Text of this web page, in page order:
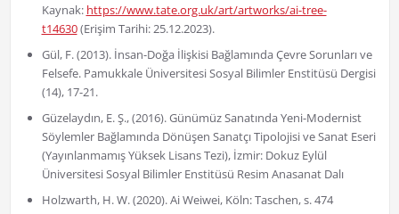
Kaynak: https://www.tate.org.uk/art/artworks/ai-tree-
t14630(Erişim Tarihi: 25.12.2023).
Gül, F. (2013). İnsan-Doğa İlişkisi Bağlamında Çevre Sorunları ve
Felsefe. Pamukkale Üniversitesi Sosyal Bilimler Enstitüsü Dergisi
(14), 17-21.
Güzelaydın, E. Ş., (2016). Günümüz Sanatında Yeni-Modernist
Söylemler Bağlamında Dönüşen Sanatçı Tipolojisi ve Sanat Eseri
(Yayınlanmamış Yüksek Lisans Tezi), İzmir: Dokuz Eylül
Üniversitesi Sosyal Bilimler Enstitüsü Resim Anasanat Dalı
Holzwarth, H. W. (2020). Ai Weiwei, Köln: Taschen, s. 474